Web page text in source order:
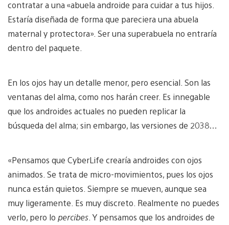
contratar a una «abuela androide para cuidar a tus hijos.
Estaría diseñada de forma que pareciera una abuela
maternal y protectora». Ser una superabuela no entraría
dentro del paquete.
En los ojos hay un detalle menor, pero esencial. Son las
ventanas del alma, como nos harán creer. Es innegable
que los androides actuales no pueden replicar la
búsqueda del alma; sin embargo, las versiones de 2038…
«Pensamos que CyberLife crearía androides con ojos
animados. Se trata de micro-movimientos, pues los ojos
nunca están quietos. Siempre se mueven, aunque sea
muy ligeramente. Es muy discreto. Realmente no puedes
verlo, pero lo percibes . Y pensamos que los androides de